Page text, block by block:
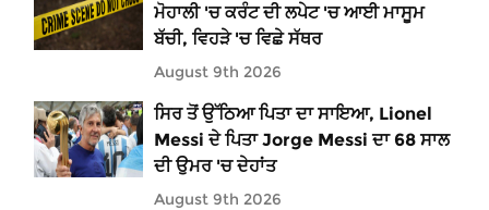
ਮੋਹਾਲੀ 'ਚ ਕਰੰਟ ਦੀ ਲਪੇਟ 'ਚ ਆਈ ਮਾਸੂਮ
ਬੱਚੀ, ਵਿਹੜੇ 'ਚ ਵਿਛੇ ਸੱਥਰ
August 9th 2026
ਸਿਰ ਤੋਂ ਉੱਠਿਆ ਪਿਤਾ ਦਾ ਸਾਇਆ, Lionel
Messi ਦੇ ਪਿਤਾ Jorge Messi ਦਾ 68 ਸਾਲ
ਦੀ ਉਮਰ 'ਚ ਦੇਹਾਂਤ
August 9th 2026